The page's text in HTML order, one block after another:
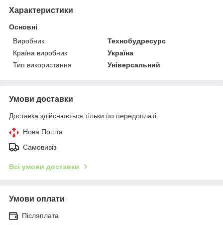
Характеристики
Основні
Виробник
Технобудресурс
Країна виробник
Україна
Тип використання
Універсальний
Умови доставки
Доставка здійснюється тільки по передоплаті.
Нова Пошта
Самовивіз
Всі умови доставки
Умови оплати
Післяплата